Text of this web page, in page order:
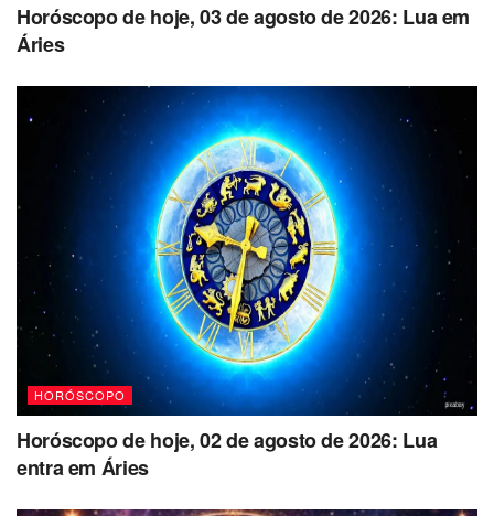
Horóscopo de hoje, 03 de agosto de 2026: Lua em
Áries
HORÓSCOPO
Horóscopo de hoje, 02 de agosto de 2026: Lua
entra em Áries